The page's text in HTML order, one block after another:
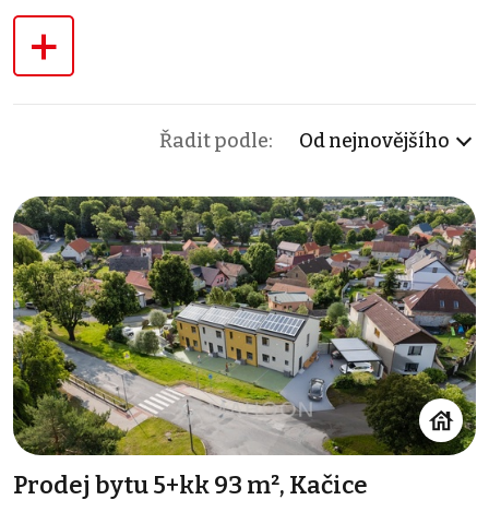
+
Řadit podle: Od nejnovějšího
Prodej bytu 5+kk 93 m², Kačice